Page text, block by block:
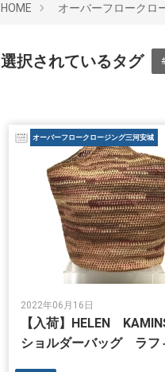
HOME オーバーフロークロ
選択されているタグ
オーバーフロークロージング三河安城
2022年06月16日
【入荷】HELEN
ショルダーバッグ ラフ